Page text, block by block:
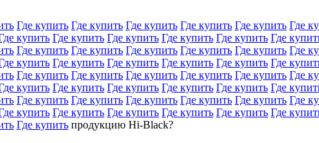
Где купить Где купить Где купить Где купить Где купить Где
купить Где купить Где купить Где купить Где купить Где
Где купить Где купить Где купить Где купить Где купить Где
купить Где купить Где купить Где купить Где купить Где
Где купить Где купить Где купить Где купить Где купить Где
купить Где купить Где купить Где купить Где купить Где
Где купить Где купить Где купить Где купить Где купить Где
купить Где купить Где купить Где купить Где купить Где
Где купить продукцию Hi-Black?